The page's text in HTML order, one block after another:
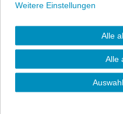
die Möglichkeit, seine
Handling und optimales
Durch die Verstellung eines
Möglichkeit, Ihre
Weitere Einstellungen
Alle
Alle